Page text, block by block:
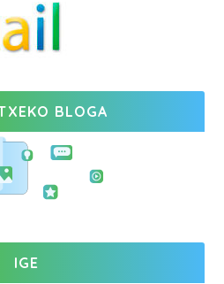
BLOGA
IGE